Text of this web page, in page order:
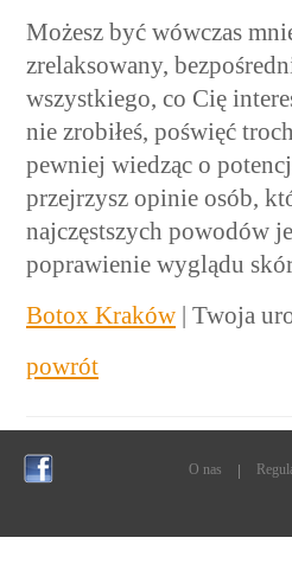
Możesz być wówczas
zrelaksowany,
wszystkiego, co Cię
nie zrobiłeś, poświęć
pewniej wiedząc o
przejrzysz opinie osób,
najczęstszych powodów
poprawienie wyglądu
Botox Kraków | Twoja
powrót
O nas